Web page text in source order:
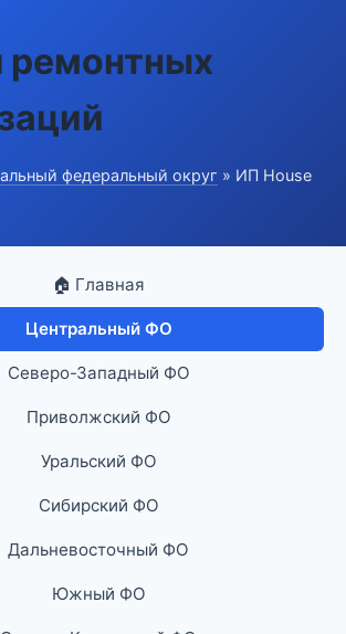
ремонтных
федеральный округ » ИП House
🏠 Главная
Центральный ФО
Северо-Западный ФО
Приволжский ФО
Уральский ФО
Сибирский ФО
Дальневосточный ФО
Южный ФО